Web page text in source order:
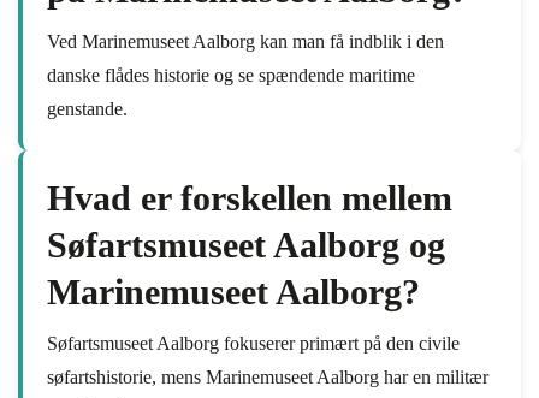
Ved Marinemuseet Aalborg kan man få indblik i den
danske flådes historie og se spændende maritime
genstande.
Hvad er forskellen mellem
Søfartsmuseet Aalborg og
Marinemuseet Aalborg?
Søfartsmuseet Aalborg fokuserer primært på den civile
søfartshistorie, mens Marinemuseet Aalborg har en militær